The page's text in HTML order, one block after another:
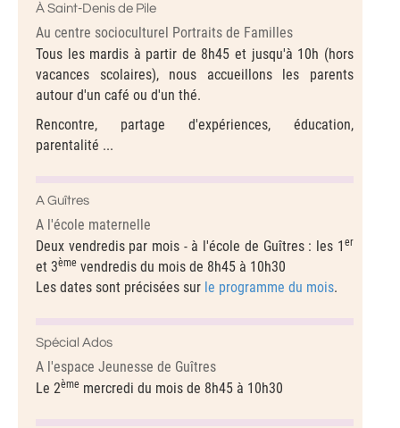
À Saint-Denis de Pile
Au centre socioculturel Portraits de Familles
Tous les mardis à partir de 8h45 et jusqu'à 10h (hors
vacances scolaires), nous accueillons les parents
autour d'un café ou d'un thé.
Rencontre, partage d'expériences, éducation,
parentalité ...
A Guîtres
A l'école maternelle
Deux vendredis par mois - à l'école de Guîtres : les 1 er
et 3ème vendredis du mois de 8h45 à 10h30
Les dates sont précisées sur le programme du mois.
Spécial Ados
A l'espace Jeunesse de Guîtres
Le 2ème mercredi du mois de 8h45 à 10h30